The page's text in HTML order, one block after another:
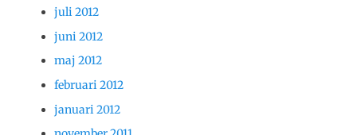
juli 2012
juni 2012
maj 2012
februari 2012
januari 2012